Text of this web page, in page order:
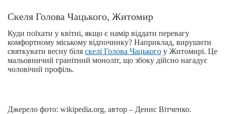
Скеля Голова Чацького, Житомир
Куди поїхати у квітні, якщо є намір віддати перевагу
комфортному міському відпочинку? Наприклад, вирушити
святкувати весну біля скелі Голова Чацького у Житомирі. Це
мальовничий гранітний моноліт, що збоку дійсно нагадує
чоловічий профіль.
Джерело фото: wikipedia.org, автор – Денис Вітченко.